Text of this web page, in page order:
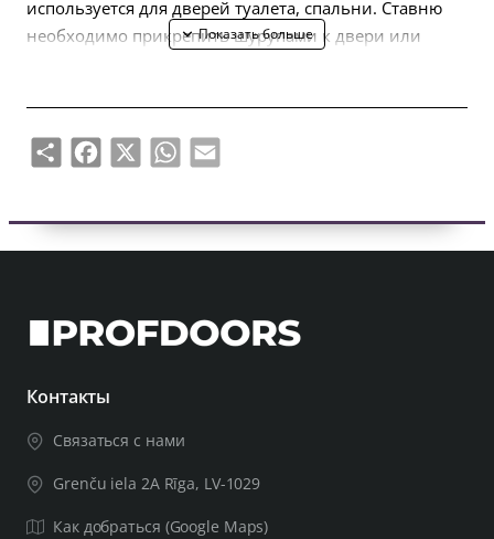
используется для дверей туалета, спальни. Ставню
необходимо прикрепить шурупами к двери или
Share Facebook
X WhatsApp
Email
Контакты
Связаться с нами
Grenču iela 2A Rīga, LV-1029
Как добраться (Google Maps)